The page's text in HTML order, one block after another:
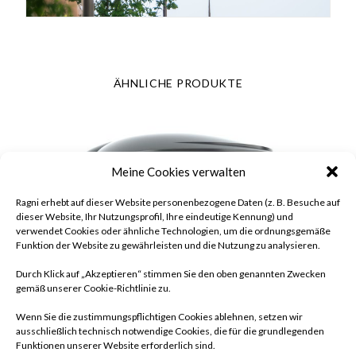
Meine Cookies verwalten
Ragni erhebt auf dieser Website personenbezogene Daten (z. B. Besuche auf
dieser Website, Ihr Nutzungsprofil, Ihre eindeutige Kennung) und
verwendet Cookies oder ähnliche Technologien, um die ordnungsgemäße
Funktion der Website zu gewährleisten und die Nutzung zu analysieren.
Durch Klick auf „Akzeptieren“ stimmen Sie den oben genannten Zwecken
gemäß unserer Cookie-Richtlinie zu.
Wenn Sie die zustimmungspflichtigen Cookies ablehnen, setzen wir
ausschließlich technisch notwendige Cookies, die für die grundlegenden
Funktionen unserer Website erforderlich sind.
ÄHNLICHE PRODUKTE